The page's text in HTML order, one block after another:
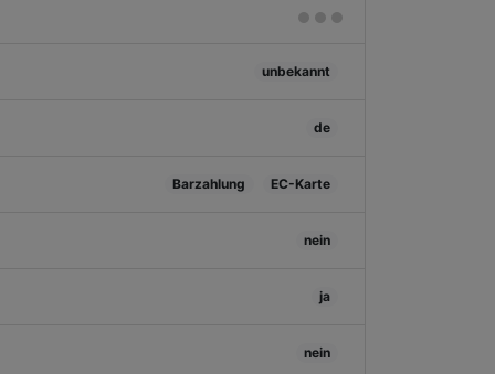
unbekannt
de
Barzahlung EC-Karte
nein
ja
nein